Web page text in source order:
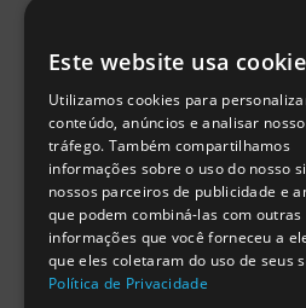
Centro de Arbitragem de Conflitos
Este website usa
Utilizamos cookies para
conteúdo, anúncios e analisar nosso
tráfego. Também compartilhamos
informações sobre o uso do nosso
nossos parceiros de publicidade e
que podem combiná-las com outras
informações que você forneceu a
que eles coletaram do uso de seus
Política de Privacidade